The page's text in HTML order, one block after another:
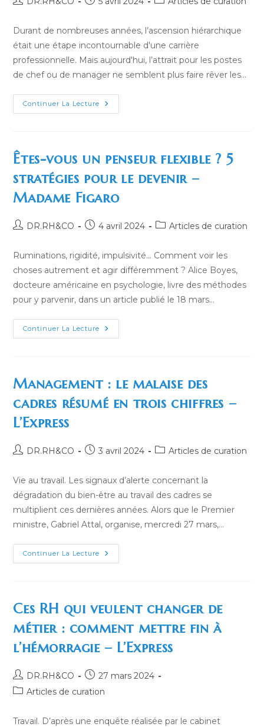
la
publication :
Durant de nombreuses années, l’ascension hiérarchique
était une étape incontournable d'une carrière
professionnelle. Mais aujourd'hui, l’attrait pour les postes
de chef ou de manager ne semblent plus faire rêver les…
Continuer La Lecture Les
Jeunes
Managers
Ou
Des
Postes
À
Responsabilités
Êtes-vous un penseur flexible ? 5
stratégies pour le devenir –
Madame Figaro
Auteur/autrice
la
publication :
DR.RH&CO
Publication
4 avril 2024
PostArticles de curation
Ruminations, rigidité, impulsivité... Comment voir les
choses autrement et agir différemment ? Alice Boyes,
docteure américaine en psychologie, livre des méthodes
pour y parvenir, dans un article publié le 18 mars…
Continuer La Lecture Êtes-
Vous
Stratégies
Pour
Le
Devenir
–
Management : le malaise des
cadres résumé en trois chiffres –
L’Express
Auteur/autrice
la
publication :
DR.RH&CO
Publication
3 avril 2024
PostArticles de curation
Vie au travail. Les signaux d’alerte concernant la
dégradation du bien-être au travail des cadres se
multiplient ces dernières années. Alors que le Premier
ministre, Gabriel Attal, organise, mercredi 27 mars,…
Continuer La Lecture Management :
Le
En
Trois Chiffres
L’Express
Ces RH qui veulent changer de
métier : comment mettre fin à
l’hémorragie – L’Express
Auteur/autrice
de
DR.RH&CO
Publication
publiée :
27 mars 2024
PostArticles de curation
Travail. D’après une enquête réalisée par le cabinet